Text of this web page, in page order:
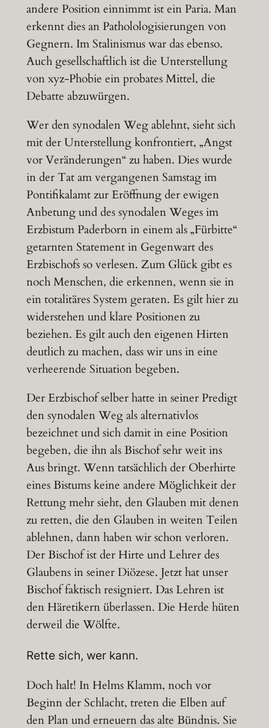
andere Position einnimmt ist ein Paria. Man
erkennt dies an Patholologisierungen von
Gegnern. Im Stalinismus war das ebenso.
Auch gesellschaftlich ist die Unterstellung
von xyz-Phobie ein probates Mittel, die
Debatte abzuwürgen.
Wer den synodalen Weg ablehnt, sieht sich
mit der Unterstellung konfrontiert, „Angst
vor Veränderungen“ zu haben. Dies wurde
in der Tat am vergangenen Samstag im
Pontifikalamt zur Eröffnung der ewigen
Anbetung und des synodalen Weges im
Erzbistum Paderborn in einem als „Fürbitte“
getarnten Statement in Gegenwart des
Erzbischofs so verlesen. Zum Glück gibt es
noch Menschen, die erkennen, wenn sie in
ein totalitäres System geraten. Es gilt hier zu
widerstehen und klare Positionen zu
beziehen. Es gilt auch den eigenen Hirten
deutlich zu machen, dass wir uns in eine
verheerende Situation begeben.
Der Erzbischof selber hatte in seiner Predigt
den synodalen Weg als alternativlos
bezeichnet und sich damit in eine Position
begeben, die ihn als Bischof sehr weit ins
Aus bringt. Wenn tatsächlich der Oberhirte
eines Bistums keine andere Möglichkeit der
Rettung mehr sieht, den Glauben mit denen
zu retten, die den Glauben in weiten Teilen
ablehnen, dann haben wir schon verloren.
Der Bischof ist der Hirte und Lehrer des
Glaubens in seiner Diözese. Jetzt hat unser
Bischof faktisch resigniert. Das Lehren ist
den Häretikern überlassen. Die Herde hüten
derweil die Wölfte.
Rette sich, wer kann.
Doch halt! In Helms Klamm, noch vor
Beginn der Schlacht, treten die Elben auf
den Plan und erneuern das alte Bündnis. Sie